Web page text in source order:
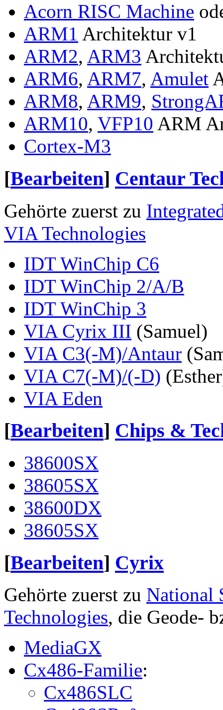
Acorn RISC Machine
ARM1 Architektur v1
ARM2, ARM3
ARM6, ARM7, Amulet
ARM8, ARM9,
ARM10, VFP10 ARM
Cortex-M3
[Bearbeiten] Centaur
Gehörte zuerst zu
VIA Technologies
IDT WinChip C6
IDT WinChip 2/A/B
IDT WinChip 3
VIA Cyrix III (Samuel)
VIA C3(-M)/Antaur
VIA C7(-M)/(-D)
VIA Eden
[Bearbeiten] Chips &
38600SX
38605SX
38600DX
38605SX
[Bearbeiten] Cyrix
Gehörte zuerst zu National
Technologies, die Geode-
MediaGX
Cx486-Familie:
Cx486SLC